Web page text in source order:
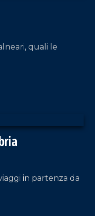
quali le
in partenza da